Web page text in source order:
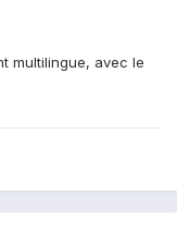
multilingue, avec le